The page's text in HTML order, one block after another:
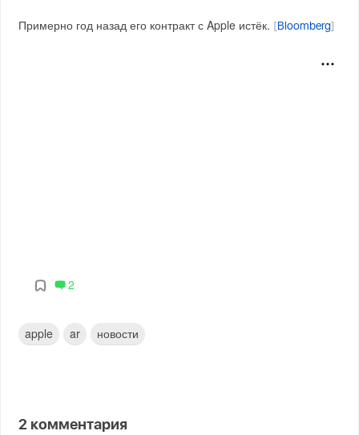
Примерно год назад его контракт с Apple истёк. [Bloomberg]
2
apple ar новости
2 комментария